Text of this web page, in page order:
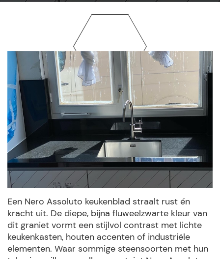
Een Nero Assoluto keukenblad straalt rust én
kracht uit. De diepe, bijna fluweelzwarte kleur van
dit graniet vormt een stijlvol contrast met lichte
keukenkasten, houten accenten of industriële
elementen. Waar sommige steensoorten met hun